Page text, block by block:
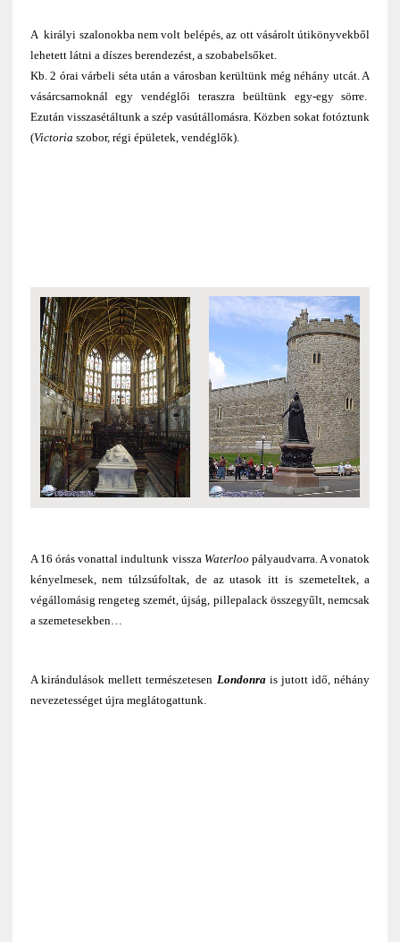
A királyi szalonokba nem volt belépés, az ott vásárolt útikönyvekből
lehetett látni a díszes berendezést, a szobabelsőket.
Kb. 2 órai várbeli séta után a városban kerültünk még néhány utcát. A
vásárcsarnoknál egy vendéglői teraszra beültünk egy-egy sörre.
Ezután visszasétáltunk a szép vasútállomásra. Közben sokat fotóztunk
(Victoria szobor, régi épületek, vendéglők).
A 16 órás vonattal indultunk vissza Waterloo pályaudvarra. A vonatok
kényelmesek, nem túlzsúfoltak, de az utasok itt is szemeteltek, a
végállomásig rengeteg szemét, újság, pillepalack összegyűlt, nemcsak
a szemetesekben…
A kirándulások mellett természetesen Londonrais jutott idő, néhány
nevezetességet újra meglátogattunk.